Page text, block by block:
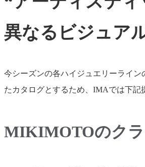
異なるビジュア
今シーズンの各ハイジュエリーライ
たカタログとするため、IMAでは下記
MIKIMOTOのク